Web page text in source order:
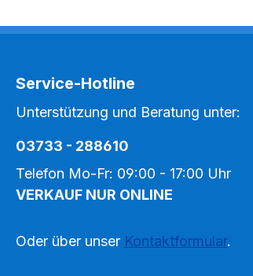
Service-Hotline
Unterstützung und Beratung unter:
03733 - 288610
Telefon Mo-Fr: 09:00 - 17:00 Uhr
VERKAUF NUR ONLINE
Oder über unser Kontaktformular.